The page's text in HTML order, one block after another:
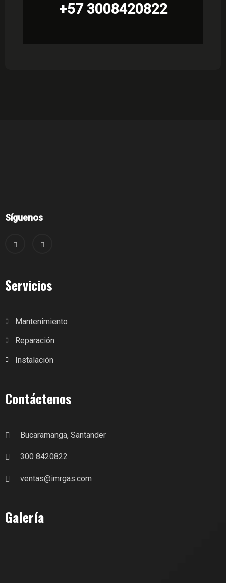
+57 3008420822
Síguenos
Servicios
Mantenimiento
Reparación
Instalación
Contáctenos
Bucaramanga, Santander
300 8420822
ventas@imrgas.com
Galería